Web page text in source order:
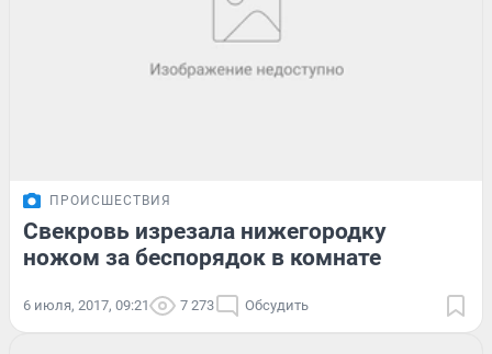
ПРОИСШЕСТВИЯ
Свекровь изрезала нижегородку
ножом за беспорядок в комнате
6 июля, 2017, 09:21 7 273 Обсудить